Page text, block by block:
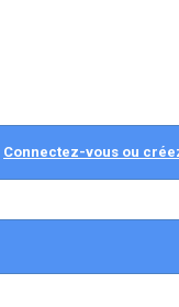
Connectez-vous ou